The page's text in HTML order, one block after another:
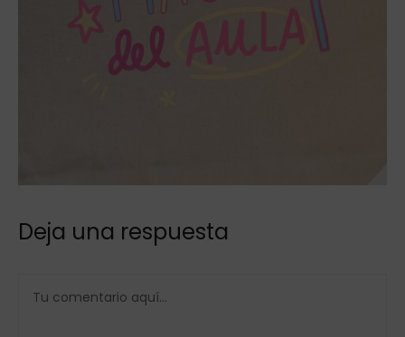
Deja una respuesta